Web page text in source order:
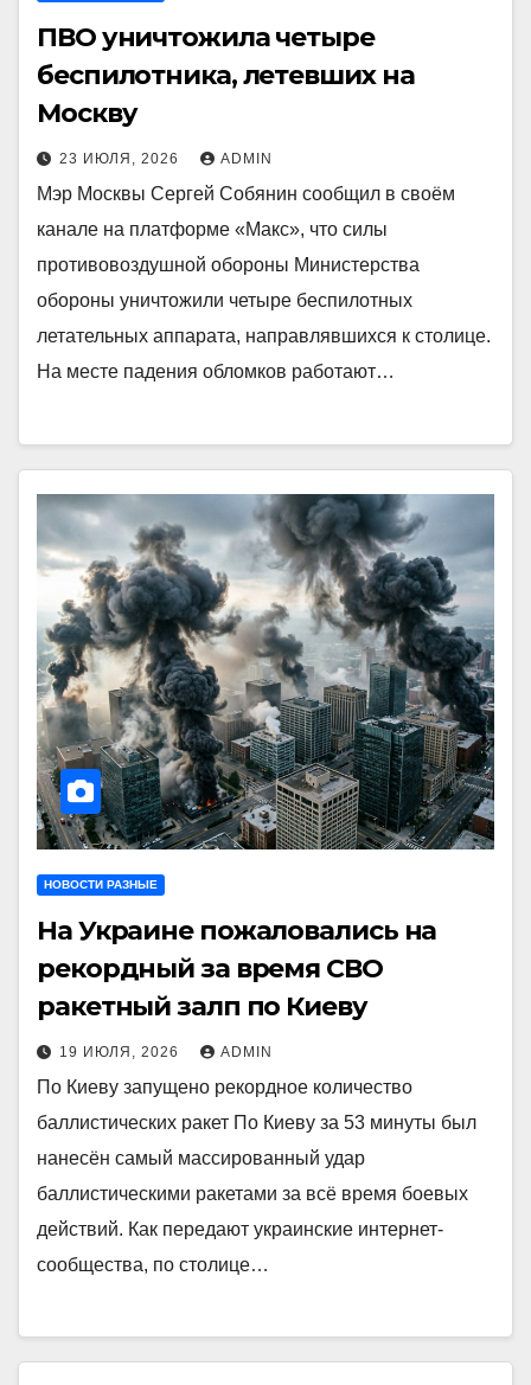
ПВО уничтожила четыре
беспилотника, летевших на
Москву
23 ИЮЛЯ, 2026 ADMIN
Мэр Москвы Сергей Собянин сообщил в своём
канале на платформе «Макс», что силы
противовоздушной обороны Министерства
обороны уничтожили четыре беспилотных
летательных аппарата, направлявшихся к столице.
На месте падения обломков работают…
НОВОСТИ РАЗНЫЕ
На Украине пожаловались на
рекордный за время СВО
ракетный залп по Киеву
19 ИЮЛЯ, 2026 ADMIN
По Киеву запущено рекордное количество
баллистических ракет По Киеву за 53 минуты был
нанесён самый массированный удар
баллистическими ракетами за всё время боевых
действий. Как передают украинские интернет-
сообщества, по столице…